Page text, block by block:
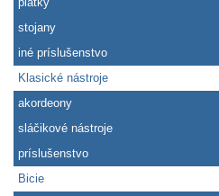
stojany
iné príslušenstvo
Klasické nástroje
akordeony
sláčikové nástroje
príslušenstvo
Bicie